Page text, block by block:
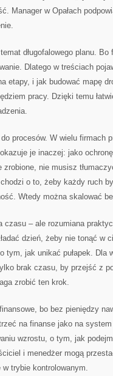
Manager w Opałach
długofalowego planu.
Dlatego w treściach
etapy, i jak budować mapę
pracy. Dzięki temu
procesów. W wielu firmach
je inaczej: jako
nie musisz
o to, żeby każdy ruch
Wtedy można skalować
czasu – ale rozumiana
dzień, żeby nie tonąć w
tym, jak unikać pułapek. Dla
brak czasu, by przejść z
zrobić ten krok.
bo bez pieniędzy
na finanse jako na
wzrostu, o tym, jak
i menedżer mogą
w trybie kontrolowanym.